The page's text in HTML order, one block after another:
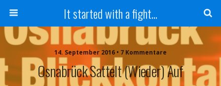
It started with a fight...
14. September 2016 • 7 Kommentare
Osnabrück Sattelt (wieder) Auf